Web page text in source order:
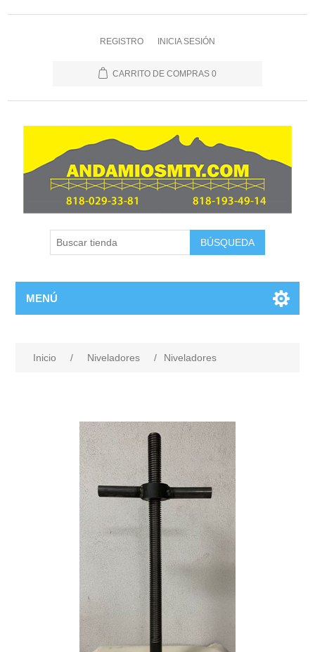
REGISTRO INICIA SESIÓN
CARRITO DE COMPRAS 0
MENÚ
Inicio / Niveladores / Niveladores